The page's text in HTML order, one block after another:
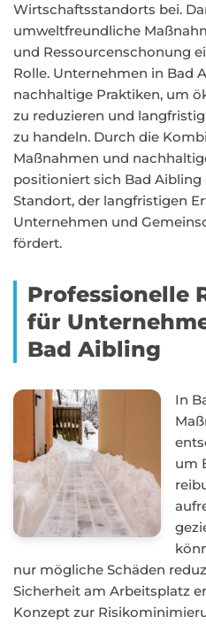
Wirtschaftsstandorts bei.
umweltfreundliche
und Ressourcenschonung
Rolle. Unternehmen in Bad
nachhaltige Praktiken, um
zu reduzieren und
zu handeln. Durch die
Maßnahmen und
positioniert sich Bad
Standort, der langfristigen
Unternehmen und
fördert.
Professionelle
für
Bad Aibling
In
um
nur mögliche Schäden
Sicherheit am Arbeitsplatz
Konzept zur